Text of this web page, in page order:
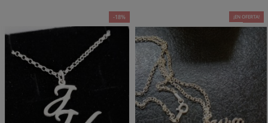
-18% -18%
¡EN OFERTA!